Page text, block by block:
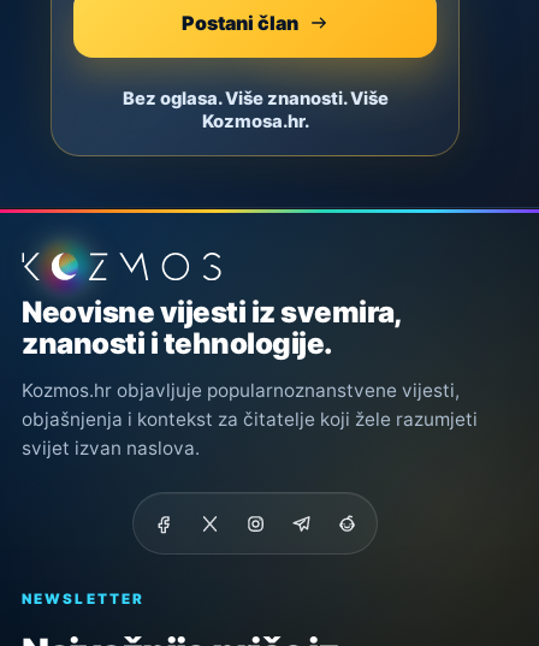
Postani član
Bez oglasa. Više znanosti. Više
Kozmosa.hr.
Podnožje stranice
Neovisne vijesti iz svemira,
znanosti i tehnologije.
Kozmos.hr objavljuje popularnoznanstvene vijesti,
objašnjenja i kontekst za čitatelje koji žele razumjeti
svijet izvan naslova.
NEWSLETTER